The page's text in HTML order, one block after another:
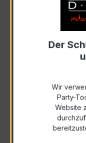
Auswahl
Art. Nr.:57735
Zur
Der
Wir
Party-
Website